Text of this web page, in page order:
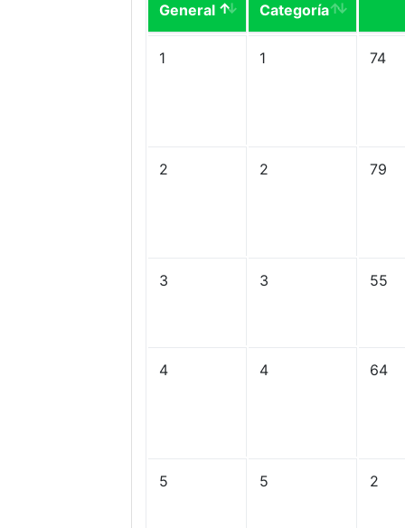
General
Categoría
1 1 74
2 2 79
3 3 55
4 4 64
5 5 2